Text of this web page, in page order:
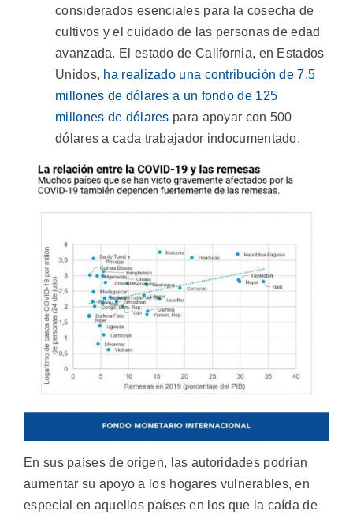
considerados esenciales para la cosecha de
cultivos y el cuidado de las personas de edad
avanzada. El estado de California, en Estados
Unidos, ha realizado una contribución de 7,5
millones de dólares a un fondo de 125
millones de dólares para apoyar con 500
dólares a cada trabajador indocumentado.
En sus países de origen, las autoridades podrían
aumentar su apoyo a los hogares vulnerables, en
especial en aquellos países en los que la caída de